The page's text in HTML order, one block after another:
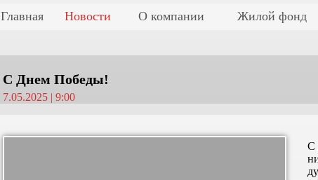
Главная Новости О компании Жилой фонд
С Днем Победы!
7.05.2025 | 9:00
С